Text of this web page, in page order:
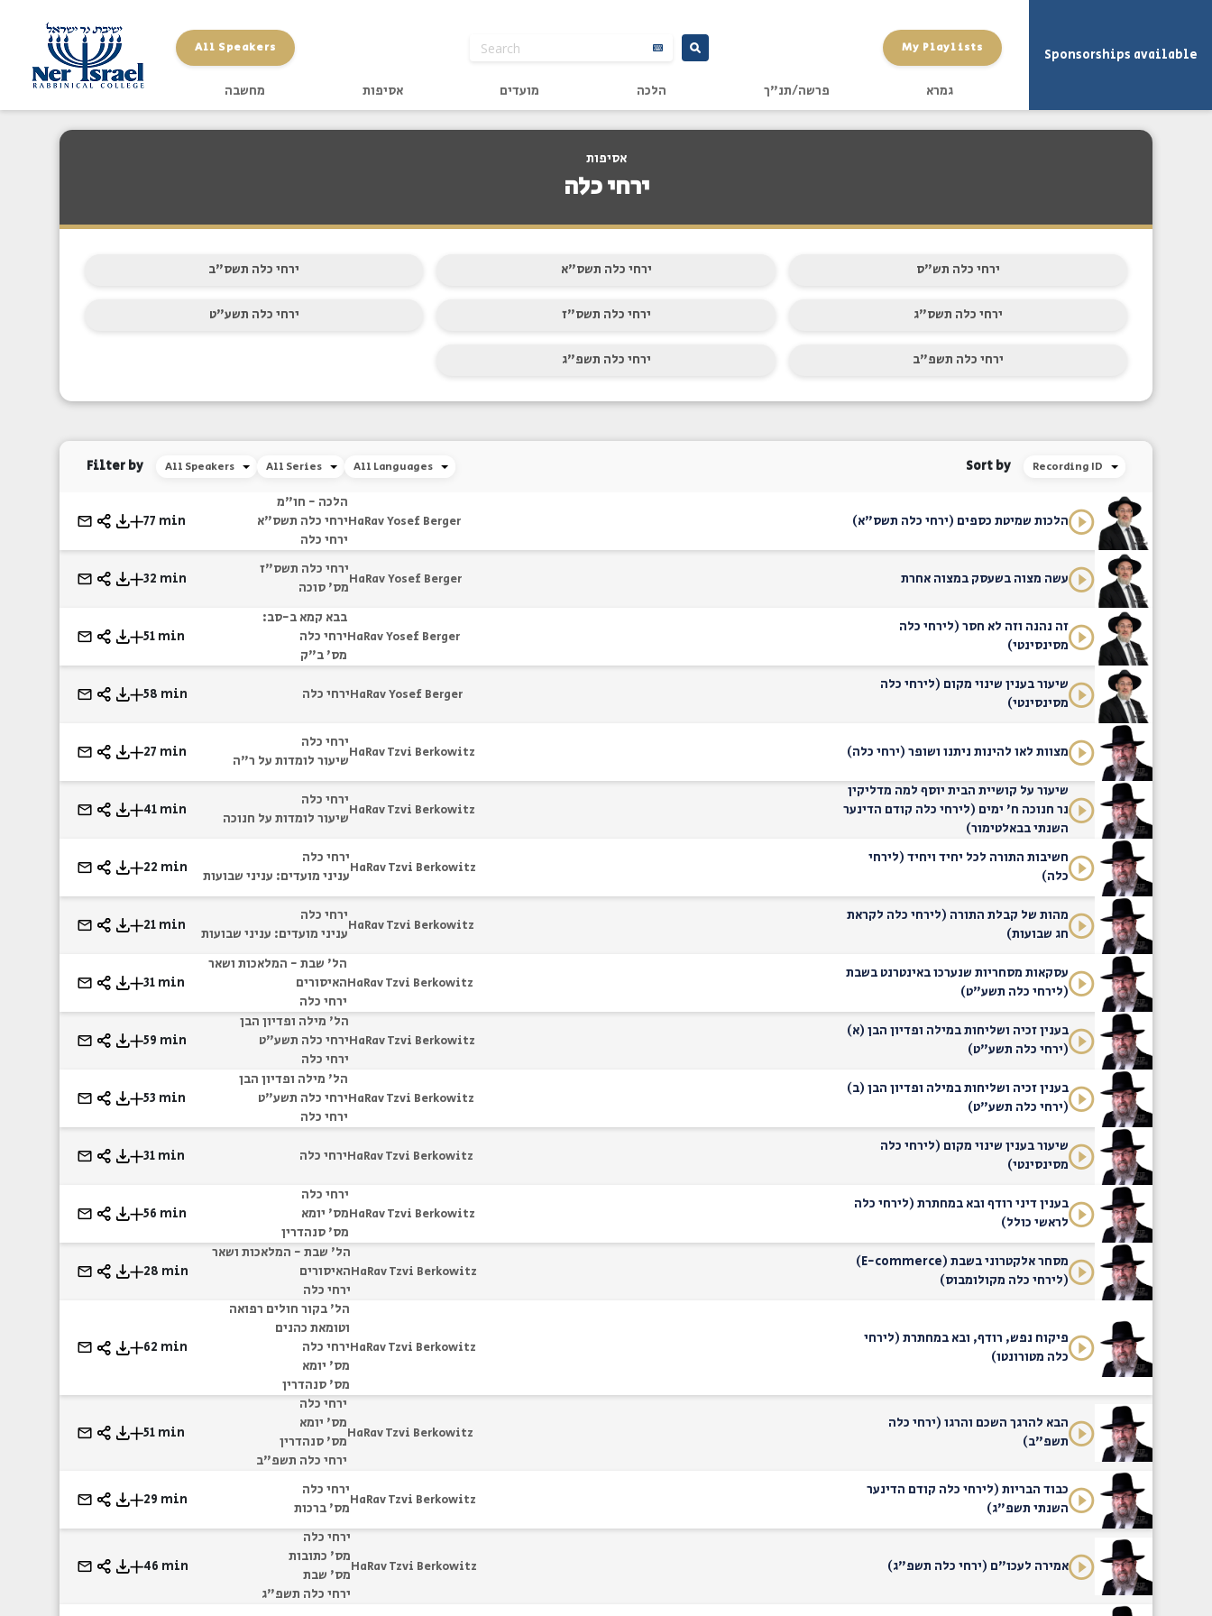
All Speakers My Playlists
גמרא פרשה/תנ"ך הלכה מועדים אסיפות מחשבה
Sponsorships available
אסיפות
ירחי כלה
ירחי כלה תש"ס ירחי כלה תשס"א ירחי כלה תשס"ב
ירחי כלה תשס"ג ירחי כלה תשס"ז ירחי כלה תשע"ט
ירחי כלה תשפ"ב ירחי כלה תשפ"ג
Filter by All Speakers All Series All Languages Sort by Recording ID
הלכות שמיטת כספים (ירחי כלה תשס"א) HaRav Yosef Berger
הלכה - חו"מ
ירחי כלה תשס"א
ירחי כלה
77 min
עשה מצוה בשעסק במצוה אחרת HaRav Yosef Berger
ירחי כלה תשס"ז
מס' סוכה
32 min
זה נהנה וזה לא חסר (לירחי כלה
מסינסינטי)
HaRav Yosef Berger
בבא קמא ב-סב:
ירחי כלה
מס' ב"ק
51 min
שיעור בענין שינוי מקום (לירחי כלה
מסינסינטי)
HaRav Yosef Bergerירחי כלה 58 min
מצוות לאו להינות ניתנו ושופר (ירחי כלה) HaRav Tzvi Berkowitz
ירחי כלה
שיעור לומדות על ר"ה
27 min
שיעור על קושיית הבית יוסף למה מדליקין
נר חנוכה ח' ימים (לירחי כלה קודם הדינער
השנתי בבאלטימור)
HaRav Tzvi Berkowitz
ירחי כלה
שיעור לומדות על חנוכה
41 min
חשיבות התורה לכל יחיד ויחיד (לירחי
כלה)
HaRav Tzvi Berkowitz
ירחי כלה
עניני מועדים: עניני שבועות
22 min
מהות של קבלת התורה (לירחי כלה לקראת
חג שבועות)
HaRav Tzvi Berkowitz
ירחי כלה
עניני מועדים: עניני שבועות
21 min
עסקאות מסחריות שנערכו באינטרנט בשבת
(לירחי כלה תשע"ט)
HaRav Tzvi Berkowitz
הל' שבת - המלאכות ושאר
האיסורים
ירחי כלה
31 min
בענין זכיה ושליחות במילה ופדיון הבן (א)
(ירחי כלה תשע"ט)
HaRav Tzvi Berkowitz
הל' מילה ופדיון הבן
ירחי כלה תשע"ט
ירחי כלה
59 min
בענין זכיה ושליחות במילה ופדיון הבן (ב)
(ירחי כלה תשע"ט)
HaRav Tzvi Berkowitz
הל' מילה ופדיון הבן
ירחי כלה תשע"ט
ירחי כלה
53 min
שיעור בענין שינוי מקום (לירחי כלה
מסינסינטי)
HaRav Tzvi Berkowitzירחי כלה 31 min
בענין דיני רודף ובא במחתרת (לירחי כלה
לראשי כולל)
HaRav Tzvi Berkowitz
ירחי כלה
מס' יומא
מס' סנהדרין
56 min
מסחר אלקטרוני בשבת (E-commerce)
(לירחי כלה מקולומבוס)
HaRav Tzvi Berkowitz
הל' שבת - המלאכות ושאר
האיסורים
ירחי כלה
28 min
פיקוח נפש, רודף, ובא במחתרת (לירחי
כלה מטורונטו)
HaRav Tzvi Berkowitz
הל' בקור חולים רפואה
וטומאת כהנים
ירחי כלה
מס' יומא
מס' סנהדרין
62 min
הבא להרגך השכם והרגו (ירחי כלה
תשפ"ב)
HaRav Tzvi Berkowitz
ירחי כלה
מס' יומא
מס' סנהדרין
ירחי כלה תשפ"ב
51 min
כבוד הבריות (לירחי כלה קודם הדינער
השנתי תשפ"ג)
HaRav Tzvi Berkowitz
ירחי כלה
מס' ברכות
29 min
אמירה לעכו"ם (ירחי כלה תשפ"ג) HaRav Tzvi Berkowitz
ירחי כלה
מס' כתובות
מס' שבת
ירחי כלה תשפ"ג
46 min